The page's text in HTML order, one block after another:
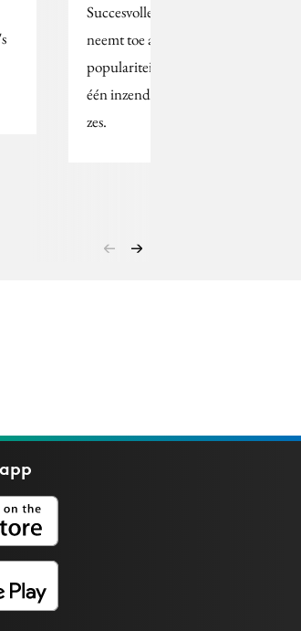
Succesvolle introducties
neemt toe aan
populariteit: vorig jaar
één inzending, dit jaar
zes.
app